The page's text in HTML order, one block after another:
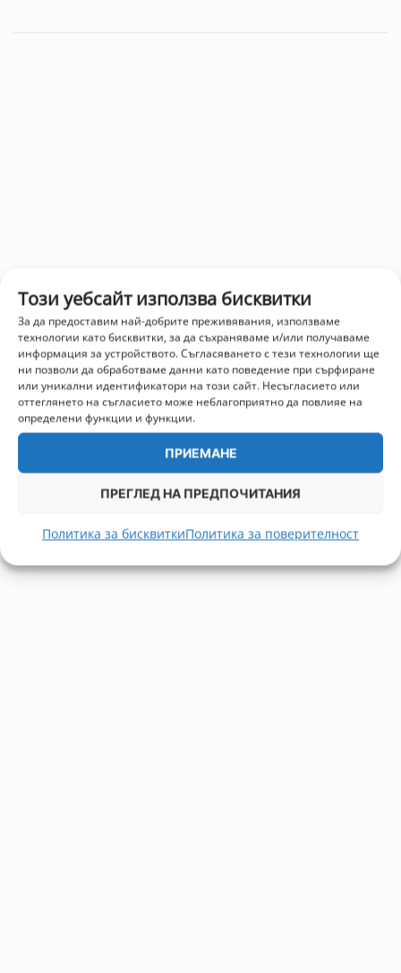
Този уебсайт използва бисквитки
За да предоставим най-добрите преживявания, използваме
технологии като бисквитки, за да съхраняваме и/или получаваме
информация за устройството. Съгласяването с тези технологии ще
ни позволи да обработваме данни като поведение при сърфиране
или уникални идентификатори на този сайт. Несъгласието или
оттеглянето на съгласието може неблагоприятно да повлияе на
определени функции и функции.
ПРИЕМАНЕ
ПРЕГЛЕД НА ПРЕДПОЧИТАНИЯ
Политика за бисквиткиПолитика за поверителност